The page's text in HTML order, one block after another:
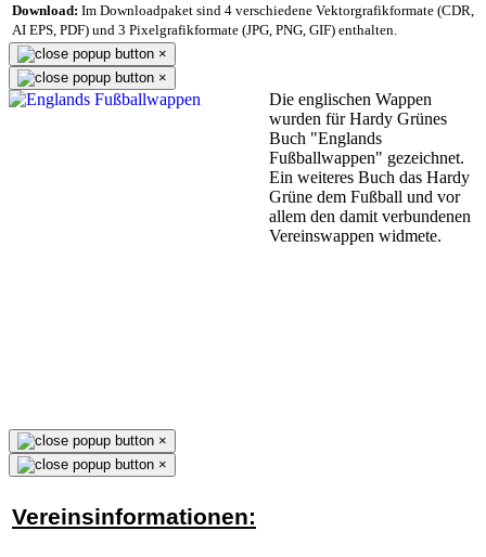
Download: Im Downloadpaket sind 4 verschiedene Vektorgrafikformate (CDR,
AI EPS, PDF) und 3 Pixelgrafikformate (JPG, PNG, GIF) enthalten.
×
×
Die englischen Wappen
wurden für Hardy Grünes
Buch "Englands
Fußballwappen" gezeichnet.
Ein weiteres Buch das Hardy
Grüne dem Fußball und vor
allem den damit verbundenen
Vereinswappen widmete.
×
×
Vereinsinformationen: